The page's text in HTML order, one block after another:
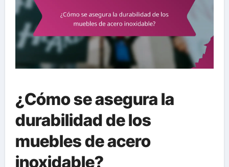
¿Cómo se asegura la
durabilidad de los
muebles de acero
inoxidable?